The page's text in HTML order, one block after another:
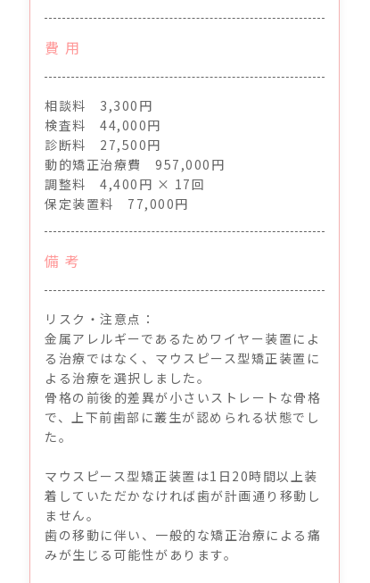
費 用
相談料 3,300円
検査料 44,000円
診断料 27,500円
動的矯正治療費 957,000円
調整料 4,400円 × 17回
保定装置料 77,000円
備 考
リスク・注意点：
金属アレルギーであるためワイヤー装置によ
る治療ではなく、マウスピース型矯正装置に
よる治療を選択しました。
骨格の前後的差異が小さいストレートな骨格
で、上下前歯部に叢生が認められる状態でし
た。
マウスピース型矯正装置は1日20時間以上装
着していただかなければ歯が計画通り移動し
ません。
歯の移動に伴い、一般的な矯正治療による痛
みが生じる可能性があります。